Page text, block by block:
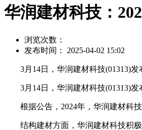
华润建材科技：
浏览次数：
发布时间： 2025-04-02 15:02
3月14日，华润建材科技(01313)发布
3月14日，华润建材科技(01313)发布
根据公告，2024年，华润建材科技
结构建材方面，华润建材科技积极